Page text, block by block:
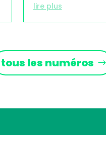
lire plus
tous les numéros